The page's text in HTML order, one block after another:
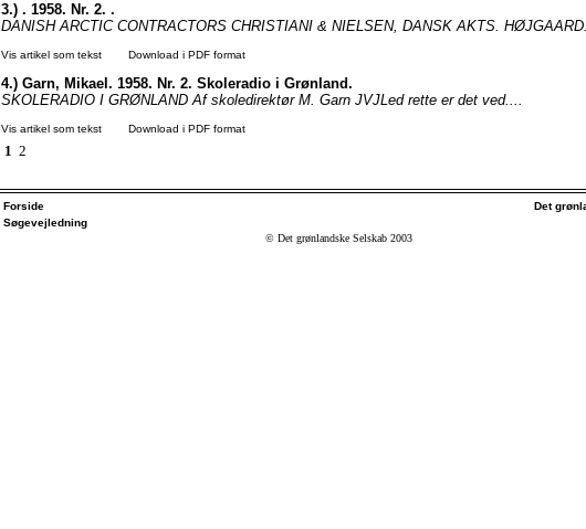
3.) . 1958. Nr. 2. .
DANISH ARCTIC CONTRACTORS CHRISTIANI & NIELSEN, DANSK AKTS.
Vis artikel som tekst Download i PDF format
4.) Garn, Mikael. 1958. Nr. 2. Skoleradio i Grønland.
SKOLERADIO I GRØNLAND Af skoledirektør M. Garn JVJLed rette er det ved....
Vis artikel som tekst Download i PDF format
1 2
Forside
Det
Søgevejledning
© Det grønlandske Selskab 2003